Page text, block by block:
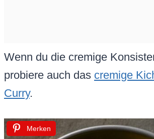
Wenn du die cremige
probiere auch das cremige
Curry.
Merken